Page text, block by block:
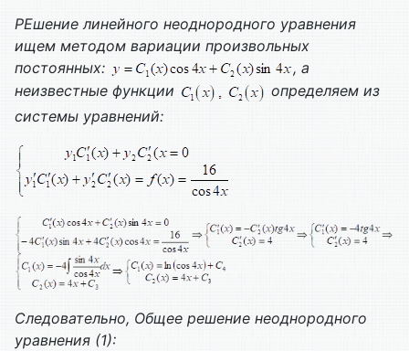
РЕшение линейного неоднородного уравнения
ищем методом вариации произвольных
постоянных:
, а
неизвестные функции
определяем из
системы уравнений:
Следовательно, Общее решение неоднородного
уравнения (1):